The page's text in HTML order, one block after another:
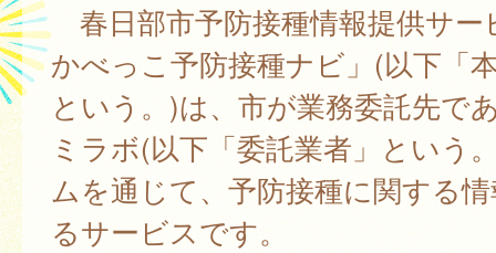
春日部市予防接種情報提供サー
かべっこ予防接種ナビ」(以下「
という。)は、市が業務委託先で
ミラボ(以下「委託業者」という
ムを通じて、予防接種に関する
るサービスです。